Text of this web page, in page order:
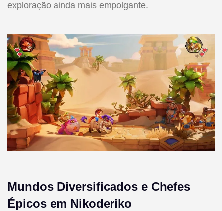
exploração ainda mais empolgante.
Mundos Diversificados e Chefes
Épicos em Nikoderiko